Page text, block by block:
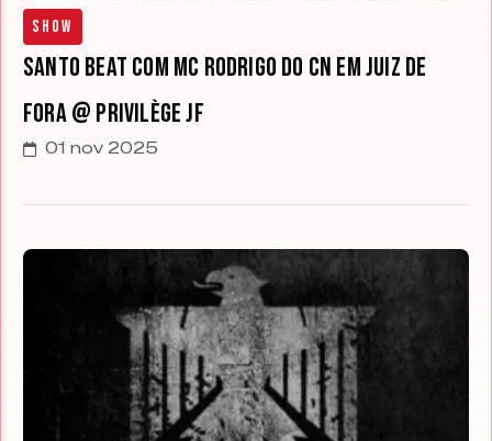
Show
Santo Beat com MC Rodrigo do CN em Juiz de
Fora @ Privilège JF
01 nov 2025